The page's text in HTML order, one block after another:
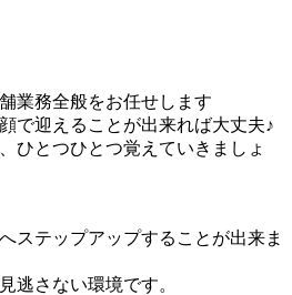
業務全般をお任せします
で迎えることが出来れば大丈夫♪
ひとつひとつ覚えていきましょ
ステップアップすることが出来ま
逃さない環境です。